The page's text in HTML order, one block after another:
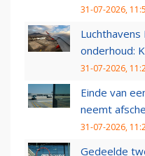
31-07-2026,
onderhoud:
31-07-2026,
Einde van
neemt
31-07-2026,
Gedeelde